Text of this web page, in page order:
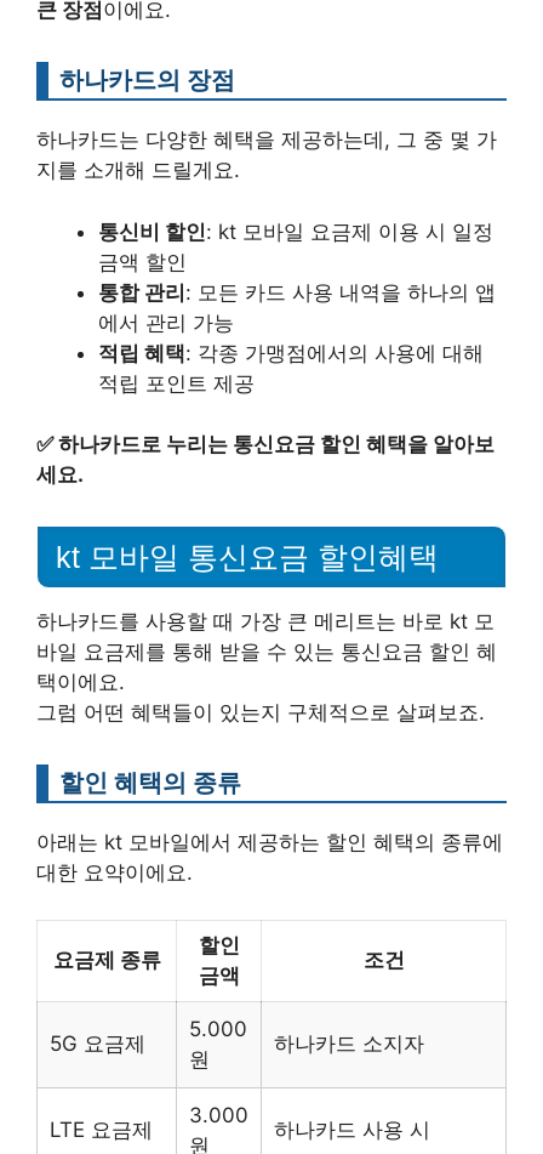
큰 장점 이에요.
하나카드의 장점
하나카드는 다양한 혜택을 제공하는데, 그 중 몇 가
지를 소개해 드릴게요.
통신비 할인: kt 모바일 요금제 이용 시 일정
금액 할인
통합 관리: 모든 카드 사용 내역을 하나의 앱
에서 관리 가능
적립 혜택: 각종 가맹점에서의 사용에 대해
적립 포인트 제공
✅하나카드로 누리는 통신요금 할인 혜택을 알아보
세요.
kt 모바일 통신요금 할인혜택
하나카드를 사용할 때 가장 큰 메리트는 바로 kt 모
바일 요금제를 통해 받을 수 있는 통신요금 할인 혜
택이에요.
그럼 어떤 혜택들이 있는지 구체적으로 살펴보죠.
할인 혜택의 종류
아래는 kt 모바일에서 제공하는 할인 혜택의 종류에
대한 요약이에요.
요금제 종류
할인
금액
조건
5G 요금제
5.000
원
하나카드 소지자
LTE 요금제
3.000
원
하나카드 사용 시